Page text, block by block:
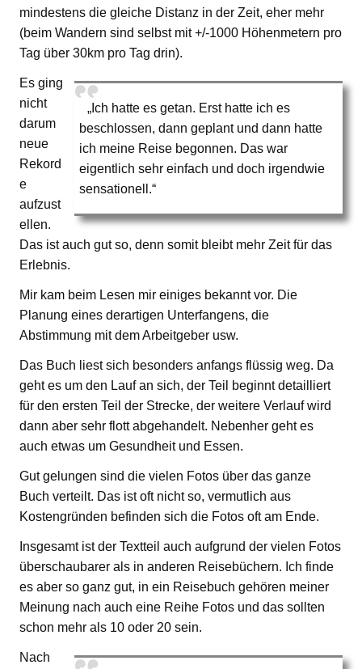
mindestens die gleiche Distanz in der Zeit, eher mehr
(beim Wandern sind selbst mit +/-1000 Höhenmetern pro
Tag über 30km pro Tag drin).
„Ich hatte es getan. Erst hatte ich es
beschlossen, dann geplant und dann hatte
ich meine Reise begonnen. Das war
eigentlich sehr einfach und doch irgendwie
sensationell.“
Es ging
nicht
darum
neue
Rekord
e
aufzust
ellen.
Das ist auch gut so, denn somit bleibt mehr Zeit für das
Erlebnis.
Mir kam beim Lesen mir einiges bekannt vor. Die
Planung eines derartigen Unterfangens, die
Abstimmung mit dem Arbeitgeber usw.
Das Buch liest sich besonders anfangs flüssig weg. Da
geht es um den Lauf an sich, der Teil beginnt detailliert
für den ersten Teil der Strecke, der weitere Verlauf wird
dann aber sehr flott abgehandelt. Nebenher geht es
auch etwas um Gesundheit und Essen.
Gut gelungen sind die vielen Fotos über das ganze
Buch verteilt. Das ist oft nicht so, vermutlich aus
Kostengründen befinden sich die Fotos oft am Ende.
Insgesamt ist der Textteil auch aufgrund der vielen Fotos
überschaubarer als in anderen Reisebüchern. Ich finde
es aber so ganz gut, in ein Reisebuch gehören meiner
Meinung nach auch eine Reihe Fotos und das sollten
schon mehr als 10 oder 20 sein.
Nach